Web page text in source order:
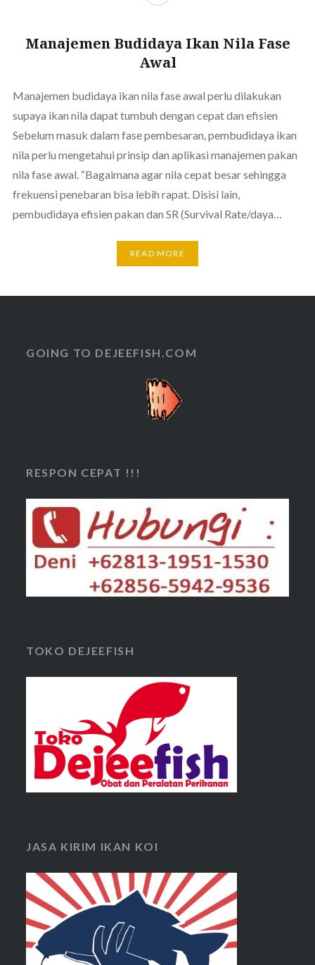
Manajemen Budidaya Ikan Nila Fase
Awal
Manajemen budidaya ikan nila fase awal perlu dilakukan
supaya ikan nila dapat tumbuh dengan cepat dan efisien
Sebelum masuk dalam fase pembesaran, pembudidaya ikan
nila perlu mengetahui prinsip dan aplikasi manajemen pakan
nila fase awal. “Bagaimana agar nila cepat besar sehingga
frekuensi penebaran bisa lebih rapat. Disisi lain,
pembudidaya efisien pakan dan SR (Survival Rate/daya…
READ MORE
GOING TO DEJEEFISH.COM
RESPON CEPAT !!!
TOKO DEJEEFISH
JASA KIRIM IKAN KOI